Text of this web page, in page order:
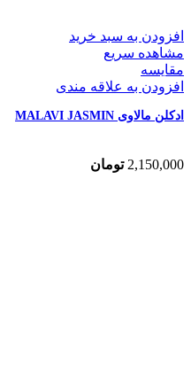
افزودن به سبد خرید
مشاهده سریع
مقایسه
افزودن به علاقه مندی
ادکلن مالاوی MALAVI JASMIN
2,150,000 تومان